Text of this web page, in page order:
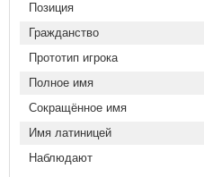
Позиция
Гражданство
Прототип игрока
Полное имя
Сокращённое имя
Имя латиницей
Наблюдают